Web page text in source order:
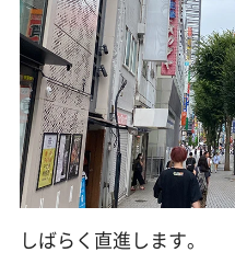
しばらく直進します。